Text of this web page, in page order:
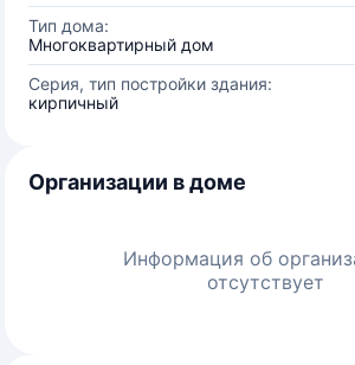
Тип дома:
Многоквартирный дом
Серия, тип постройки здания:
кирпичный
Организации в доме
Информация об
отсутствует